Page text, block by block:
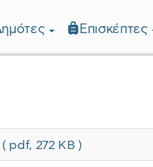
Επισκέπτες
( pdf, 272 KB )